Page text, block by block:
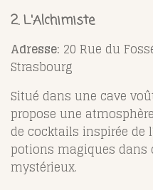
2. L'Alchimiste
Adresse: 20 Rue du
Strasbourg
Situé dans une cave
propose une
de cocktails inspirée de
potions magiques dans
mystérieux.